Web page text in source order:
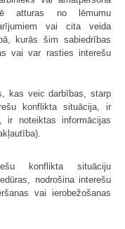
atturas no lēmumu
vai cita veida
kurās šim sabiedrības
vai var rasties interešu
kas veic darbības, starp
konflikta situācija, ir
ir noteiktas informācijas
konflikta situāciju
nodrošina interešu
vai ierobežošanas